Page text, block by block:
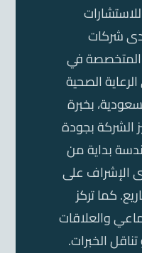
شركات
المتخصصة في
الصحية
بخبرة
تتميز الشركة بجودة
بداية من
الإشراف على
كما تركز
والعلاقات
الخبرات.